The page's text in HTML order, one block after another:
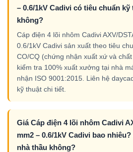
– 0.6/1kV Cadivi có tiêu chuẩn
không?
Cáp điện 4 lõi nhôm Cadivi AXV/
0.6/1kV Cadivi sản xuất theo tiêu
CO/CQ (chứng nhận xuất xứ và
kiểm tra 100% xuất xưởng tại nhà
nhận ISO 9001:2015. Liên hệ
kỹ thuật chi tiết.
Giá Cáp điện 4 lõi nhôm Cadivi
mm2 – 0.6/1kV Cadivi bao
nhà thầu không?